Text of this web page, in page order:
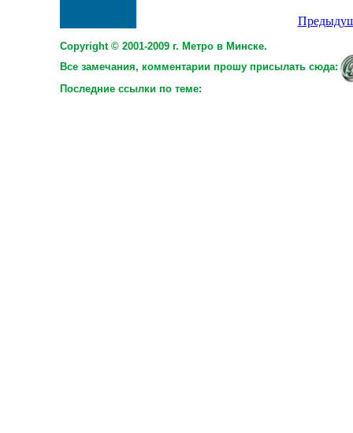
Copyright © 2001-2009 г. Метро в Минске.
Все замечания, комментарии прошу присылать сюда:
Последние ссылки по теме: